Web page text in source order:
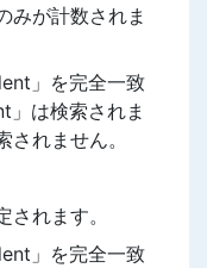
みが計数されま
」を完全一致
」は検索されま
れません。
れます。
」を完全一致